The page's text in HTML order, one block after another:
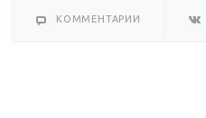
КОММЕНТАРИИ